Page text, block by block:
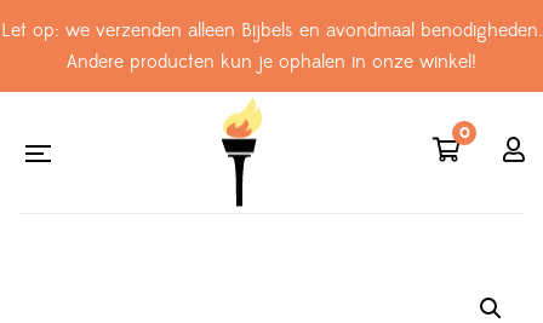
Let op: we verzenden alleen Bijbels en avondmaal benodigheden.
Andere producten kun je ophalen in onze winkel!
0